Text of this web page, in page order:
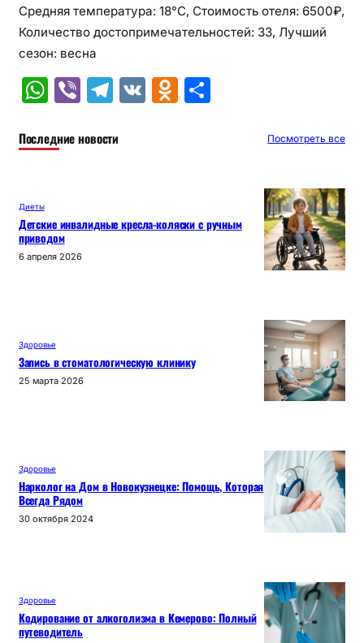
Средняя температура: 18°C, Стоимость отеля: 6500₽,
Количество достопримечательностей: 33, Лучший
сезон: весна
W
at
p
p
Vi
er
T
e
m
V O
a
О
в
Последние новости Посмотреть все
Диеты
Детские инвалидные кресла-коляски с ручным
приводом
6 апреля 2026
Здоровье
Запись в стоматологическую клинику
25 марта 2026
Здоровье
Нарколог на Дом в Новокузнецке: Помощь, Которая
Всегда Рядом
30 октября 2024
Здоровье
Кодирование от алкоголизма в Кемерово: Полный
путеводитель